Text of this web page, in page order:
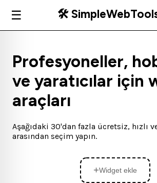
☰ 🛠️
Profesyoneller,
ve yaratıcılar için
araçları
Aşağıdaki 30'dan fazla ücretsiz, hızlı
arasından seçim yapın.
+Widget ekle